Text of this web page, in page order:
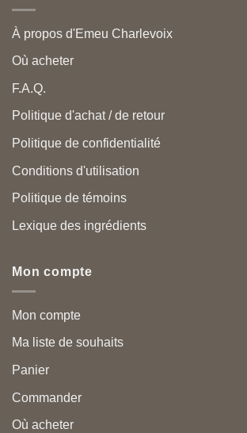
À propos d'Emeu Charlevoix
Où acheter
F.A.Q.
Politique d'achat / de retour
Politique de confidentialité
Conditions d'utilisation
Politique de témoins
Lexique des ingrédients
Mon compte
Mon compte
Ma liste de souhaits
Panier
Commander
Où acheter